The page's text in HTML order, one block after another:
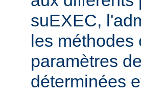
suEXEC,
les méthodes
paramètres
déterminées